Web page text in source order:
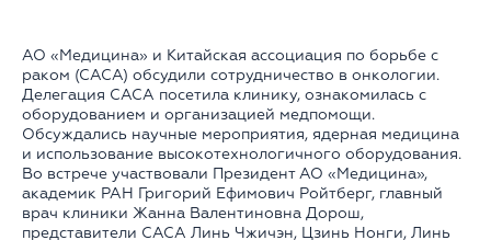
АО «Медицина» и Китайская ассоциация по борьбе с
раком (САСА) обсудили сотрудничество в онкологии.
Делегация САСА посетила клинику, ознакомилась с
оборудованием и организацией медпомощи.
Обсуждались научные мероприятия, ядерная медицина
и использование высокотехнологичного оборудования.
Во встрече участвовали Президент АО «Медицина»,
академик РАН Григорий Ефимович Ройтберг, главный
врач клиники Жанна Валентиновна Дорош,
представители САСА Линь Чжичэн, Цзинь Нонги, Линь